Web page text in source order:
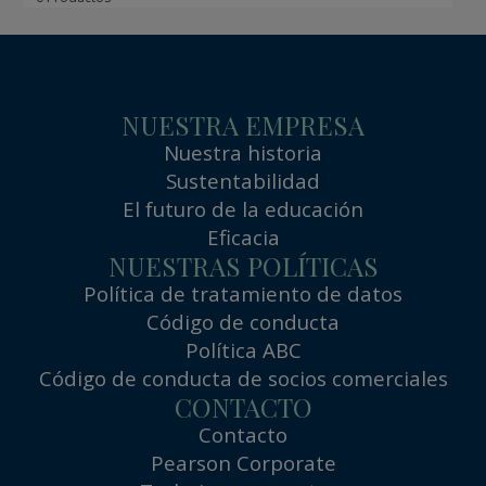
NUESTRA EMPRESA
Nuestra historia
Sustentabilidad
El futuro de la educación
Eficacia
NUESTRAS POLÍTICAS
Política de tratamiento de datos
Código de conducta
Política ABC
Código de conducta de socios comerciales
CONTACTO
Contacto
Pearson Corporate